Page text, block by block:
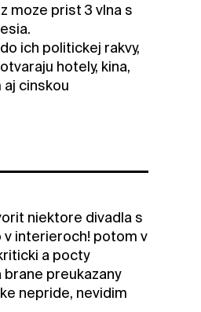
moze prist 3 vlna s
ich politickej rakvy,
hotely, kina,
cinskou
niektore divadla s
v interieroch! potom v
a pocty
preukazany
nepride, nevidim